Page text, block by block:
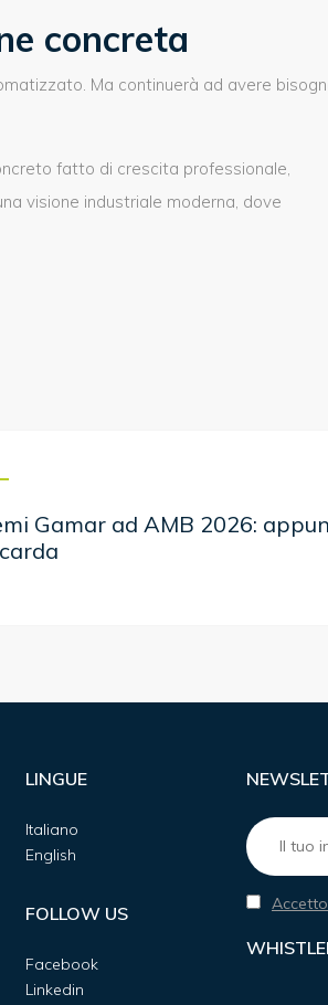
concreta
Ma continuerà ad avere
fatto di crescita professionale,
visione industriale moderna, dove
Gamar ad AMB 2026:
LINGUE
Italiano
English
FOLLOW US
Facebook
Linkedin